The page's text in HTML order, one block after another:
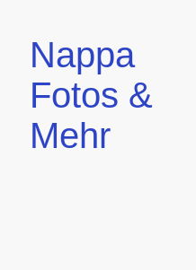
Nappa
Fotos &
Mehr